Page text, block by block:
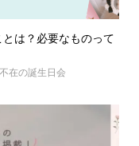
は？必要なものって
在の誕生日会